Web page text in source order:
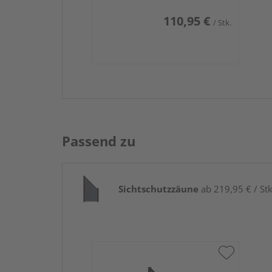
110,95 € / Stk.
Passend zu
Sichtschutzzäune ab 219,95 € /